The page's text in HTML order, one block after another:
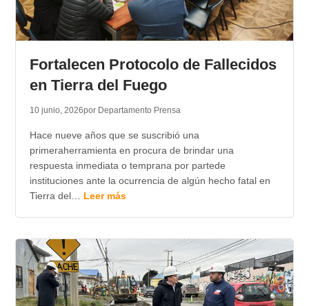
Fortalecen Protocolo de Fallecidos
en Tierra del Fuego
10 junio, 2026por Departamento Prensa
Hace nueve años que se suscribió una
primeraherramienta en procura de brindar una
respuesta inmediata o temprana por partede
instituciones ante la ocurrencia de algún hecho fatal en
Tierra del… Leer más